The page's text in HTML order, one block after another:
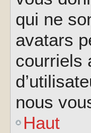
qui ne
avatars
courriels
nous
Haut